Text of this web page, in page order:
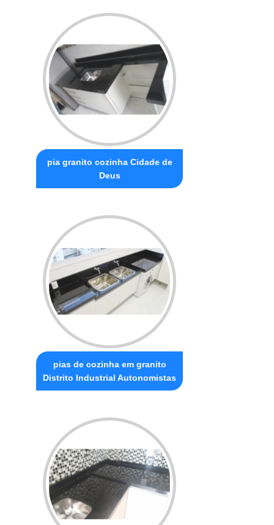
pia granito cozinha Cidade de
Deus
pias de cozinha em granito
Distrito Industrial Autonomistas